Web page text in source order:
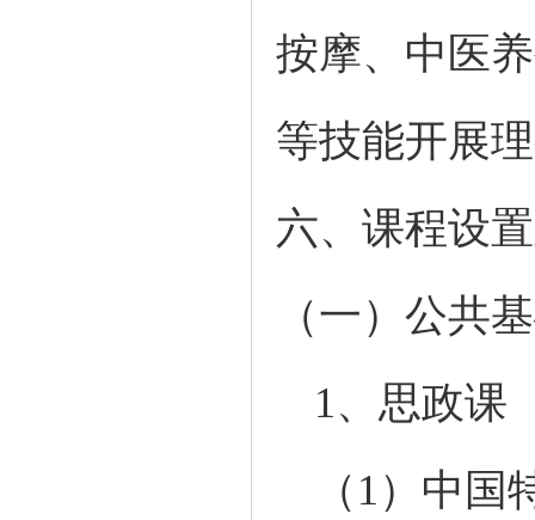
按摩、中医
等技能开展
六、课程设
（一）公共
1、思政课
（1）中国